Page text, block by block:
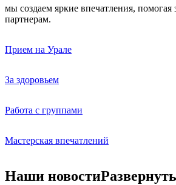
мы создаем яркие впечатления, помогая
партнерам.
Прием на Урале
За здоровьем
Работа с группами
Мастерская впечатлений
Наши новостиРазвернуть